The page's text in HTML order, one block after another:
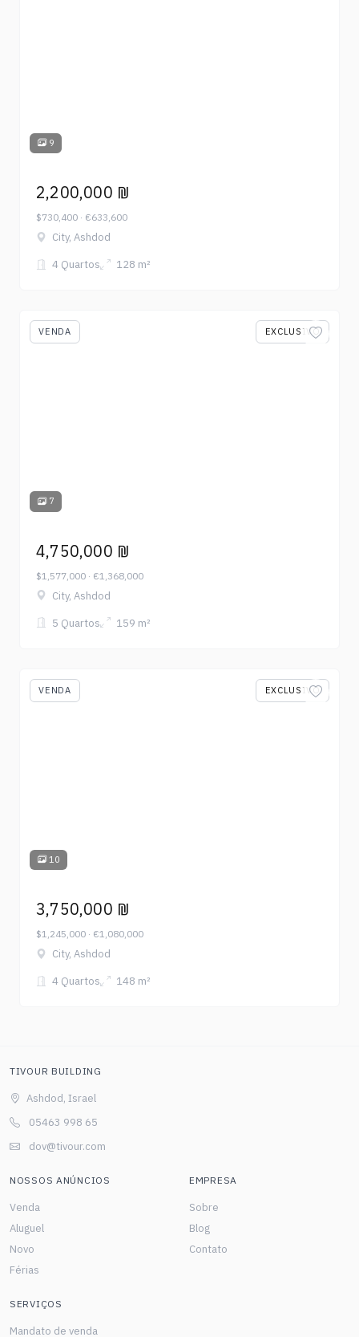
9
2,200,000 ₪
$730,400 · €633,600
City, Ashdod
4 Quartos
128 m²
VENDA EXCLUSIVO
7
4,750,000 ₪
$1,577,000 · €1,368,000
City, Ashdod
5 Quartos
159 m²
VENDA EXCLUSIVO
10
3,750,000 ₪
$1,245,000 · €1,080,000
City, Ashdod
4 Quartos
148 m²
TIVOUR BUILDING
Ashdod, Israel
05463 998 65
dov@tivour.com
NOSSOS ANÚNCIOS
Venda
Aluguel
Novo
Férias
EMPRESA
Sobre
Blog
Contato
SERVIÇOS
Mandato de venda